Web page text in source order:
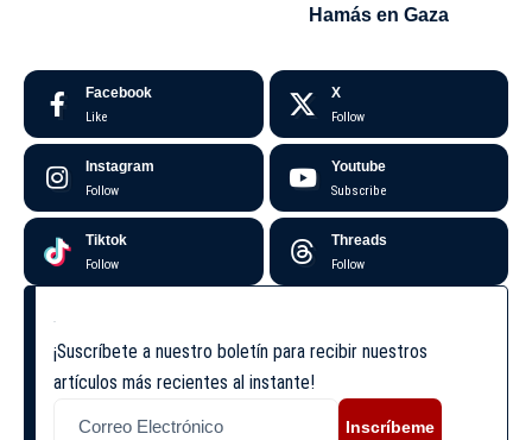
Hamás en Gaza
Facebook
Like
X
Follow
Instagram
Follow
Youtube
Subscribe
Tiktok
Follow
Threads
Follow
¡Suscríbete a nuestro boletín para recibir nuestros
artículos más recientes al instante!
Inscríbeme